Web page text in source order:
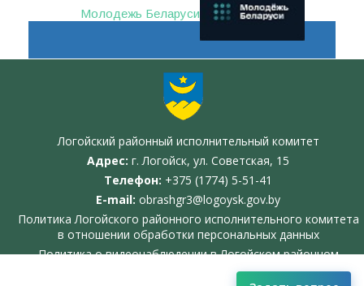
Молодежь Беларуси
Логойский районный исполнительный комитет
Адрес: г. Логойск, ул. Советская, 15
Телефон: +375 (1774) 5-51-41
E-mail: obrashgr3@logoysk.gov.by
Политика Логойского районного исполнительного комитета
в отношении обработки персональных данных
Политика о видеонаблюдении в Логойском районном
исполнительном комитете